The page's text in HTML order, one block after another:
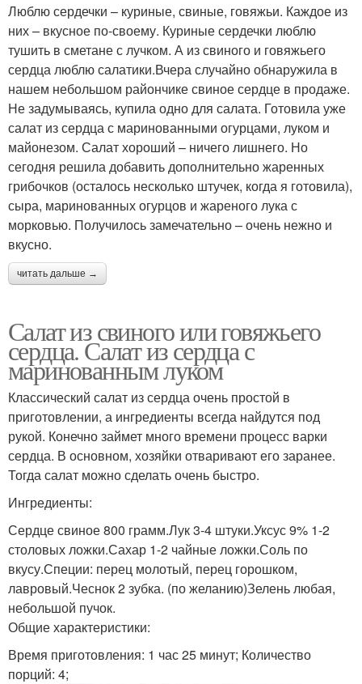
Люблю сердечки – куриные, свиные, говяжьи. Каждое из
них – вкусное по-своему. Куриные сердечки люблю
тушить в сметане с лучком. А из свиного и говяжьего
сердца люблю салатики.Вчера случайно обнаружила в
нашем небольшом райончике свиное сердце в продаже.
Не задумываясь, купила одно для салата. Готовила уже
салат из сердца с маринованными огурцами, луком и
майонезом. Салат хороший – ничего лишнего. Но
сегодня решила добавить дополнительно жаренных
грибочков (осталось несколько штучек, когда я готовила),
сыра, маринованных огурцов и жареного лука с
морковью. Получилось замечательно – очень нежно и
вкусно.
читать дальше →
Салат из свиного или говяжьего
сердца. Салат из сердца с
маринованным луком
Классический салат из сердца очень простой в
приготовлении, а ингредиенты всегда найдутся под
рукой. Конечно займет много времени процесс варки
сердца. В основном, хозяйки отваривают его заранее.
Тогда салат можно сделать очень быстро.
Ингредиенты:
Сердце свиное 800 грамм.Лук 3-4 штуки.Уксус 9% 1-2
столовых ложки.Сахар 1-2 чайные ложки.Соль по
вкусу.Специи: перец молотый, перец горошком,
лавровый.Чеснок 2 зубка. (по желанию)Зелень любая,
небольшой пучок.
Общие характеристики:
Время приготовления: 1 час 25 минут; Количество
порций: 4;